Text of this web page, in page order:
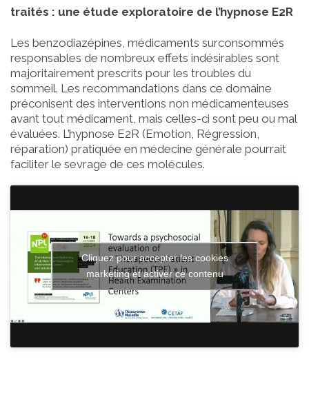
traités : une étude exploratoire de l’hypnose E2R
Les benzodiazépines, médicaments surconsommés
responsables de nombreux effets indésirables sont
majoritairement prescrits pour les troubles du
sommeil. Les recommandations dans ce domaine
préconisent des interventions non médicamenteuses
avant tout médicament, mais celles-ci sont peu ou mal
évaluées. L’hypnose E2R (Emotion, Régression,
réparation) pratiquée en médecine générale pourrait
faciliter le sevrage de ces molécules.
Cliquez pour accepter les cookies
marketing et activer ce contenu